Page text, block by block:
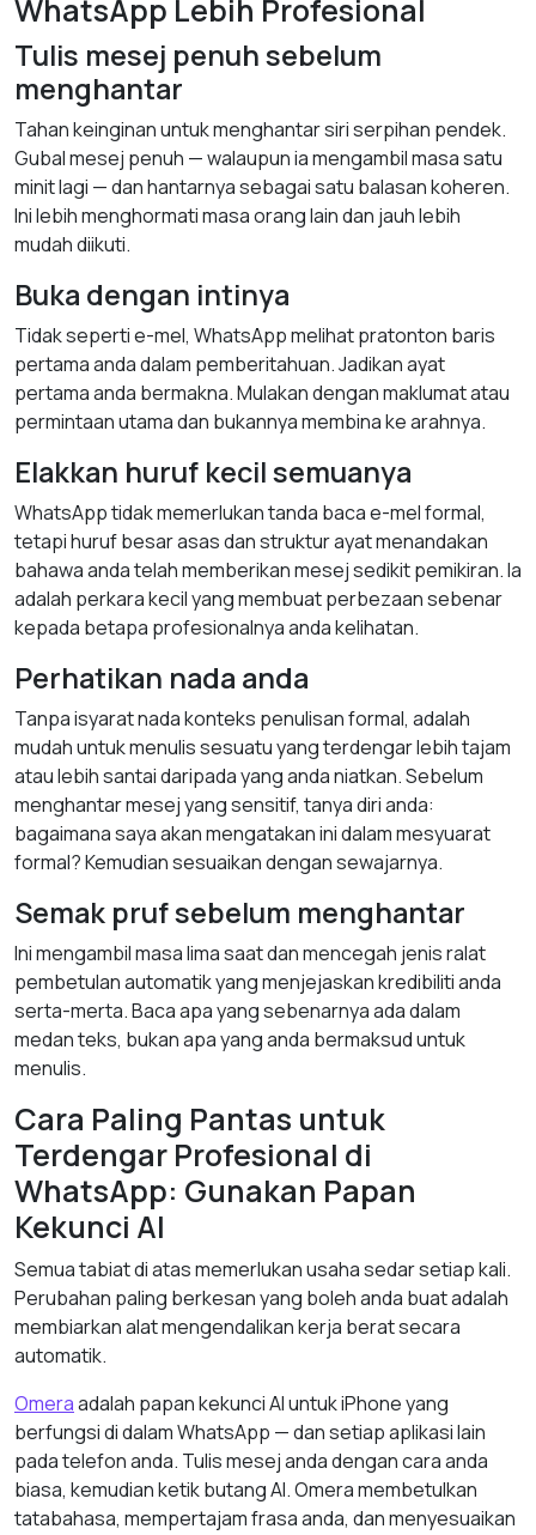
WhatsApp Lebih Profesional
Tulis mesej penuh sebelum
menghantar
Tahan keinginan untuk menghantar siri serpihan pendek.
Gubal mesej penuh — walaupun ia mengambil masa satu
minit lagi — dan hantarnya sebagai satu balasan koheren.
Ini lebih menghormati masa orang lain dan jauh lebih
mudah diikuti.
Buka dengan intinya
Tidak seperti e-mel, WhatsApp melihat pratonton baris
pertama anda dalam pemberitahuan. Jadikan ayat
pertama anda bermakna. Mulakan dengan maklumat atau
permintaan utama dan bukannya membina ke arahnya.
Elakkan huruf kecil semuanya
WhatsApp tidak memerlukan tanda baca e-mel formal,
tetapi huruf besar asas dan struktur ayat menandakan
bahawa anda telah memberikan mesej sedikit pemikiran. Ia
adalah perkara kecil yang membuat perbezaan sebenar
kepada betapa profesionalnya anda kelihatan.
Perhatikan nada anda
Tanpa isyarat nada konteks penulisan formal, adalah
mudah untuk menulis sesuatu yang terdengar lebih tajam
atau lebih santai daripada yang anda niatkan. Sebelum
menghantar mesej yang sensitif, tanya diri anda:
bagaimana saya akan mengatakan ini dalam mesyuarat
formal? Kemudian sesuaikan dengan sewajarnya.
Semak pruf sebelum menghantar
Ini mengambil masa lima saat dan mencegah jenis ralat
pembetulan automatik yang menjejaskan kredibiliti anda
serta-merta. Baca apa yang sebenarnya ada dalam
medan teks, bukan apa yang anda bermaksud untuk
menulis.
Cara Paling Pantas untuk
Terdengar Profesional di
WhatsApp: Gunakan Papan
Kekunci AI
Semua tabiat di atas memerlukan usaha sedar setiap kali.
Perubahan paling berkesan yang boleh anda buat adalah
membiarkan alat mengendalikan kerja berat secara
automatik.
Omeraadalah papan kekunci AI untuk iPhone yang
berfungsi di dalam WhatsApp — dan setiap aplikasi lain
pada telefon anda. Tulis mesej anda dengan cara anda
biasa, kemudian ketik butang AI. Omera membetulkan
tatabahasa, mempertajam frasa anda, dan menyesuaikan